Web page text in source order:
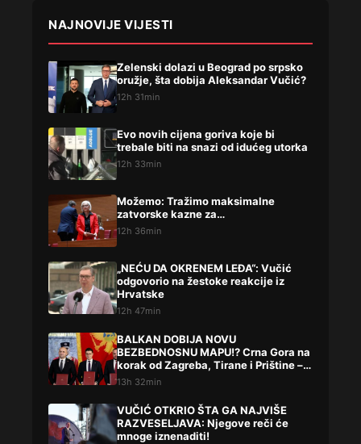
NAJNOVIJE VIJESTI
Zelenski dolazi u Beograd po srpsko
oružje, šta dobija Aleksandar Vučić?
12h 31min
Evo novih cijena goriva koje bi
trebale biti na snazi od idućeg utorka
12h 33min
Možemo: Tražimo maksimalne
zatvorske kazne za…
12h 36min
„NEĆU DA OKRENEM LEĐA“: Vučić
odgovorio na žestoke reakcije iz
Hrvatske
12h 47min
BALKAN DOBIJA NOVU
BEZBEDNOSNU MAPU!? Crna Gora na
korak od Zagreba, Tirane i Prištine –
detalji koji su podigli prašinu
13h 32min
VUČIĆ OTKRIO ŠTA GA NAJVIŠE
RAZVESELJAVA: Njegove reči će
mnoge iznenaditi!